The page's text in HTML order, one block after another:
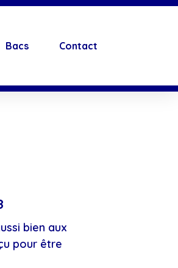
Bacs Contact
bien aux
pour être